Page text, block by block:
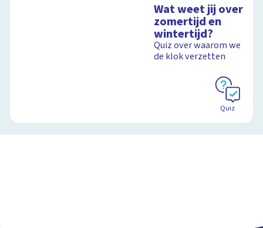
Wat weet jij over
zomertijd en
wintertijd?
Quiz over waarom we
de klok verzetten
Quiz